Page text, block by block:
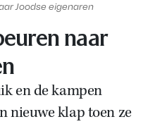
Joodse eigenaren
naar
en de kampen
nieuwe klap toen ze